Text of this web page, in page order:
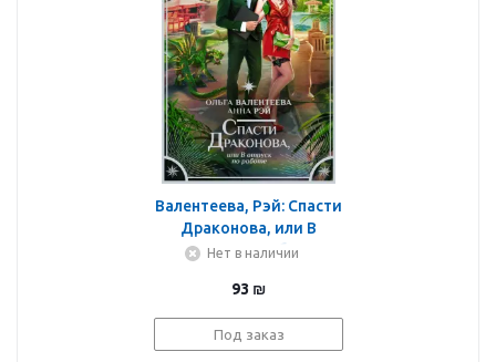
Валентеева, Рэй: Спасти
Драконова, или В
отпуск по работе
Нет в наличии
93 ₪
Под заказ